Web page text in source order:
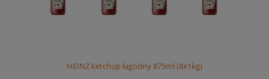
HEINZ ketchup łagodny 875ml (8x1kg)